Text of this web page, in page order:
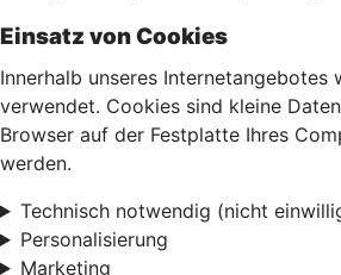
Einsatz von Cookies
Innerhalb unseres Internetangebotes
verwendet. Cookies sind kleine
Browser auf der Festplatte Ihres
werden.
Technisch notwendig (nicht
Personalisierung
Marketing